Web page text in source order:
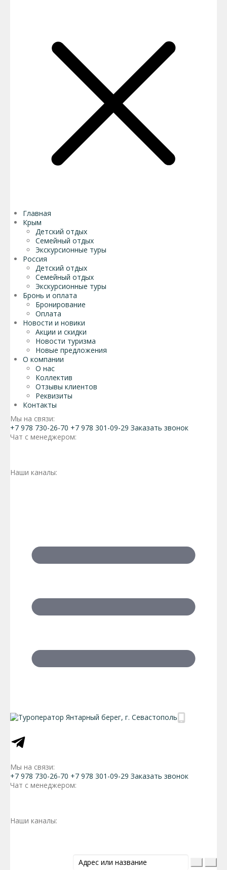
Главная
Крым
Детский отдых
Семейный отдых
Экскурсионные туры
Россия
Детский отдых
Семейный отдых
Экскурсионные туры
Бронь и оплата
Бронирование
Оплата
Новости и новики
Акции и скидки
Новости туризма
Новые предложения
О компании
О нас
Коллектив
Отзывы клиентов
Реквизиты
Контакты
Мы на связи:
+7 978 730-26-70 +7 978 301-09-29 Заказать звонок
Чат с менеджером:
Наши каналы:
Мы на связи:
+7 978 730-26-70 +7 978 301-09-29 Заказать звонок
Чат с менеджером:
Наши каналы: